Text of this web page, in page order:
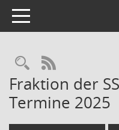
Toggle navigation
RSS-Feed
Fraktion der
Termine 2025